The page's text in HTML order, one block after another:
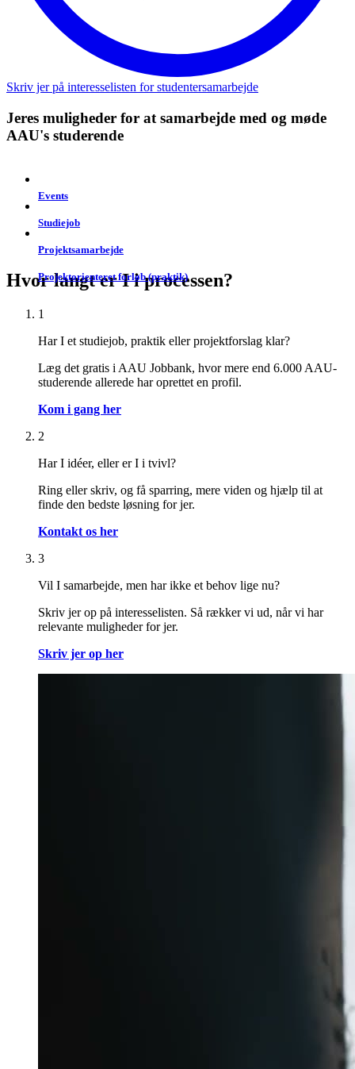
Skriv jer på interesselisten for studentersamarbejde
Jeres muligheder for at samarbejde med og møde
AAU's studerende
Events
Studiejob
Projektsamarbejde
Projektorienteret forløb (praktik)
Hvor langt er I i processen?
1
Har I et studiejob, praktik eller projektforslag klar?
Læg det gratis i AAU Jobbank, hvor mere end 6.000 AAU-
studerende allerede har oprettet en profil.
Kom i gang her
2
Har I idéer, eller er I i tvivl?
Ring eller skriv, og få sparring, mere viden og hjælp til at
finde den bedste løsning for jer.
Kontakt os her
3
Vil I samarbejde, men har ikke et behov lige nu?
Skriv jer op på interesselisten. Så rækker vi ud, når vi har
relevante muligheder for jer.
Skriv jer op her